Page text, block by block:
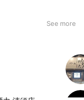
See more